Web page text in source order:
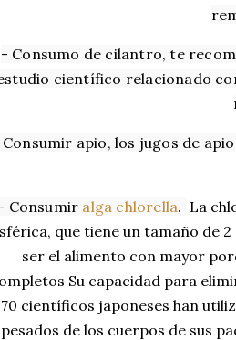
r
- Consumo de cilantro, te
científico relacionado
apio, los jugos de
Consumir alga chlorella. La
que tiene un tamaño de
ser el alimento con mayor
Su capacidad para
científicos japoneses han
pesados de los cuerpos de sus